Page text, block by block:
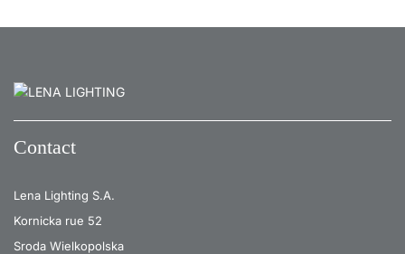
Contact
Lena Lighting S.A.
Kornicka rue 52
Sroda Wielkopolska